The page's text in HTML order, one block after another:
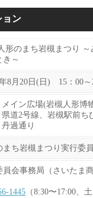
ョン
形のまち岩槻まつり
き～
8月20日(日) 15：00～
メイン広場(岩槻人形博
県道2号線、岩槻駅前ち
丹過通り
まち岩槻まつり実行委
員会事務局（さいたま
1445 （8:30〜17:00、